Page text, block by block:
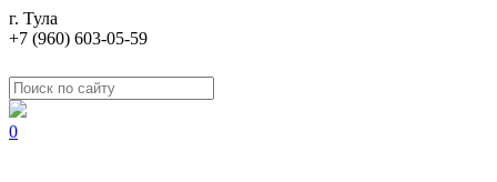
г. Тула
+7 (960) 603-05-59
0